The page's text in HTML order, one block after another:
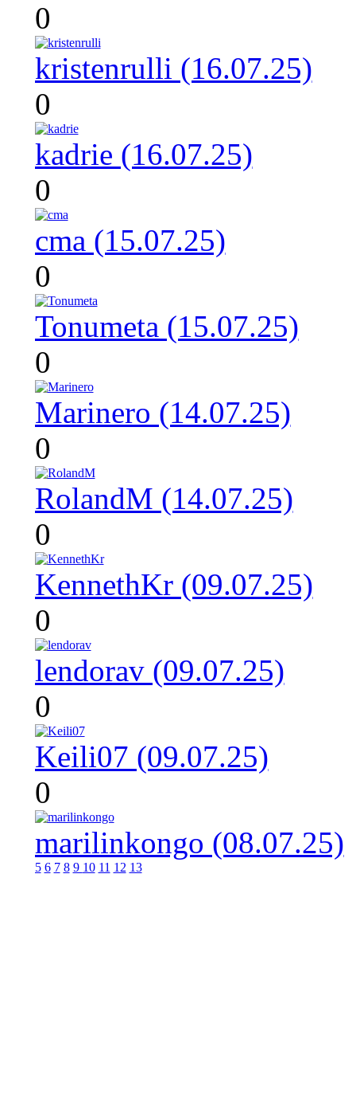
0
kristenrulli (16.07.25)
0
kadrie (16.07.25)
0
cma (15.07.25)
0
Tonumeta (15.07.25)
0
Marinero (14.07.25)
0
RolandM (14.07.25)
0
KennethKr (09.07.25)
0
lendorav (09.07.25)
0
Keili07 (09.07.25)
0
marilinkongo (08.07.25)
5 6 7 8 9 10 11 12 13